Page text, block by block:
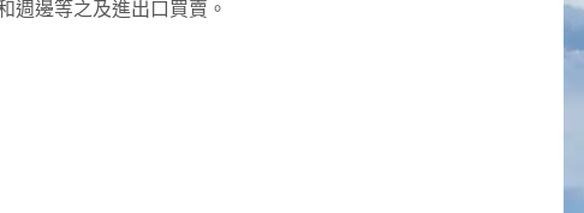
週邊等之及進出口買賣。